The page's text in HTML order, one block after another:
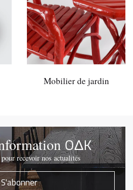
Mobilier de jardin
OΔK
recevoir nos actualités
S'abonner